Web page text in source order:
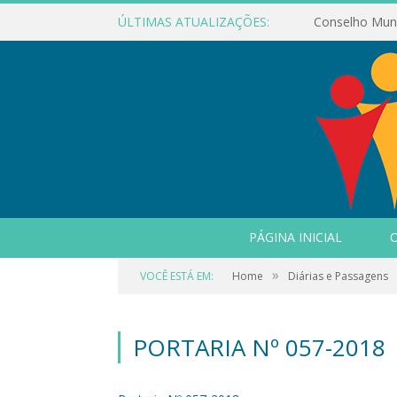
ÚLTIMAS ATUALIZAÇÕES:
PÁGINA INICIAL
VOCÊ ESTÁ EM: Home » Diárias e Passagens
PORTARIA Nº 057-2018